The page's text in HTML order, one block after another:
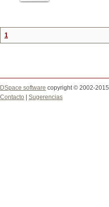
1
DSpace software copyright © 2002-2015
Contacto
Sugerencias